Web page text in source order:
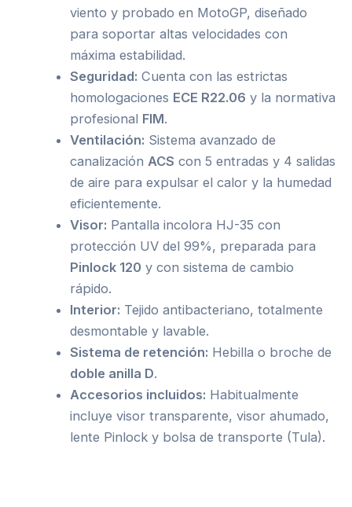
viento y probado en MotoGP, diseñado
para soportar altas velocidades con
máxima estabilidad.
Seguridad: Cuenta con las estrictas
homologaciones ECE R22.06 y la normativa
profesional FIM.
Ventilación: Sistema avanzado de
canalización ACS con 5 entradas y 4 salidas
de aire para expulsar el calor y la humedad
eficientemente.
Visor: Pantalla incolora HJ-35 con
protección UV del 99%, preparada para
Pinlock 120 y con sistema de cambio
rápido.
Interior: Tejido antibacteriano, totalmente
desmontable y lavable.
Sistema de retención: Hebilla o broche de
doble anilla D.
Accesorios incluidos: Habitualmente
incluye visor transparente, visor ahumado,
lente Pinlock y bolsa de transporte (Tula).